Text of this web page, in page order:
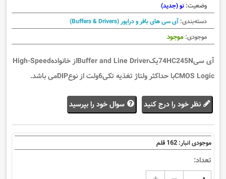
وضعیت: نو (جدید)
دسته‌بندی: آی سی های بافر و درایور (Buffers & Drivers)
موجودی: موجود
آی سی74HC245NیکBuffer and Line Driverاز خانوادهHigh-Speed
CMOS Logicبا حداکثر ولتاژ تغذیه تکی6ولت از نوعDIPمی باشد.
نظر خود را درج کنید سوال خود را بپرسید
موجودی انبار: 162 قلم
تعداد: